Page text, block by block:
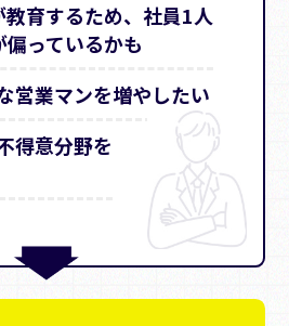
育するため、社員1人
っているかも
営業マンを増やしたい
得意分野を